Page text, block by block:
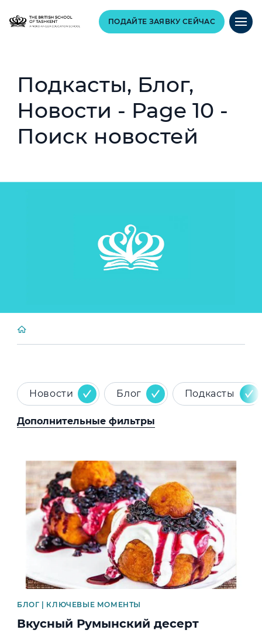
ПОДАЙТЕ ЗАЯВКУ СЕЙЧАС
Подкасты, Блог,
Новости - Page 10 -
Поиск новостей
Новости Блог Подкасты
Дополнительные фильтры
News image
БЛОГ | КЛЮЧЕВЫЕ МОМЕНТЫ
Вкусный Румынский десерт